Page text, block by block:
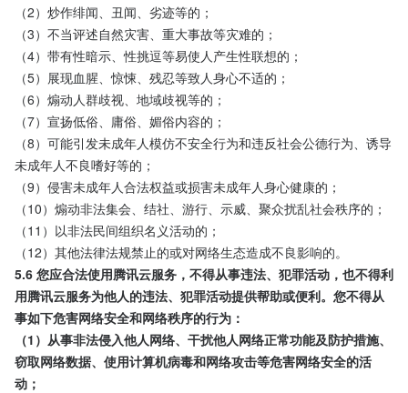
（2）炒作绯闻、丑闻、劣迹等的；
（3）不当评述自然灾害、重大事故等灾难的；
（4）带有性暗示、性挑逗等易使人产生性联想的；
（5）展现血腥、惊悚、残忍等致人身心不适的；
（6）煽动人群歧视、地域歧视等的；
（7）宣扬低俗、庸俗、媚俗内容的；
（8）可能引发未成年人模仿不安全行为和违反社会公德行为、诱导
未成年人不良嗜好等的；
（9）侵害未成年人合法权益或损害未成年人身心健康的；
（10）煽动非法集会、结社、游行、示威、聚众扰乱社会秩序的；
（11）以非法民间组织名义活动的；
（12）其他法律法规禁止的或对网络生态造成不良影响的。
5.6 您应合法使用腾讯云服务，不得从事违法、犯罪活动，也不得利
用腾讯云服务为他人的违法、犯罪活动提供帮助或便利。您不得从
事如下危害网络安全和网络秩序的行为：
（1）从事非法侵入他人网络、干扰他人网络正常功能及防护措施、
窃取网络数据、使用计算机病毒和网络攻击等危害网络安全的活
动；